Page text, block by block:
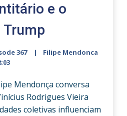
e o
367
Filipe Mendonca
Mendonça conversa
Rodrigues Vieira
coletivas influenciam